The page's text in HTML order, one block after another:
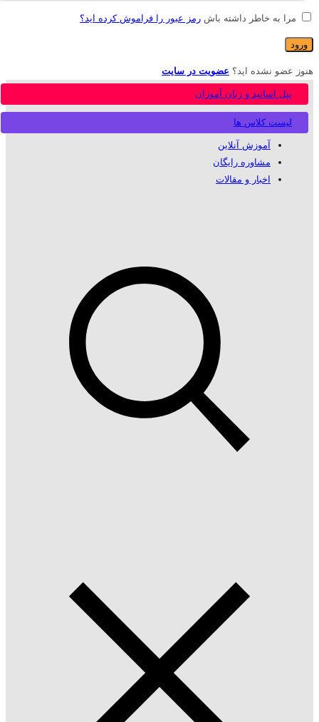
مرا به خاطر داشته باش رمز عبور را فراموش کرده اید؟
هنوز عضو نشده اید؟ عضویت در سایت
لیست کلاس ها
پنل اساتید و زبان آموزان
آموزش آنلاین
مشاوره رایگان
اخبار و مقالات